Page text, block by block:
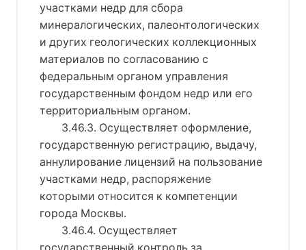
участками недр для сбора
минералогических, палеонтологических
и других геологических коллекционных
материалов по согласованию с
федеральным органом управления
государственным фондом недр или его
территориальным органом.
3.46.3. Осуществляет оформление,
государственную регистрацию, выдачу,
аннулирование лицензий на пользование
участками недр, распоряжение
которыми относится к компетенции
города Москвы.
3.46.4. Осуществляет